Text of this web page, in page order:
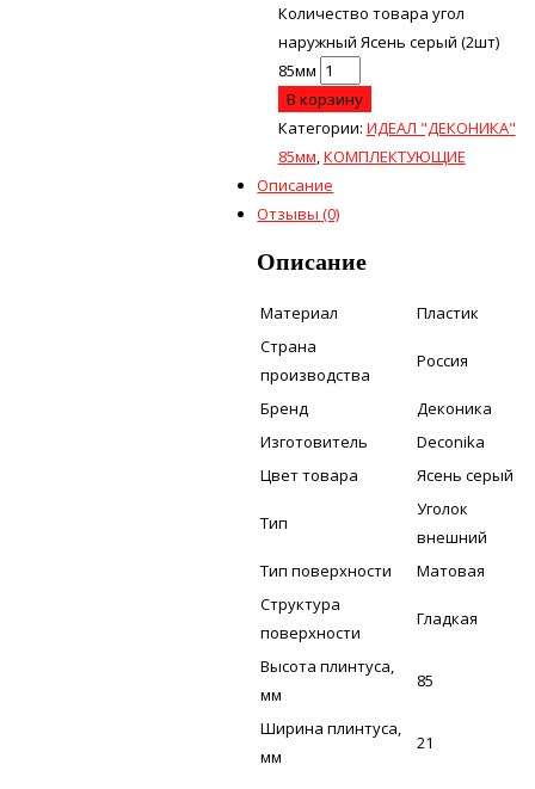
Количество товара угол
наружный Ясень серый (2шт)
85мм
В корзину
Категории: ИДЕАЛ "ДЕКОНИКА"
85мм,КОМПЛЕКТУЮЩИЕ
Описание
Отзывы (0)
Описание
Материал
Пластик
Страна
производства
Россия
Бренд
Деконика
Изготовитель
Deconika
Цвет товара
Ясень серый
Тип
Уголок
внешний
Тип поверхности
Матовая
Структура
поверхности
Гладкая
Высота плинтуса,
мм
85
Ширина плинтуса,
мм
21